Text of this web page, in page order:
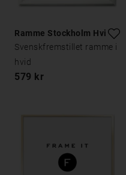
Ramme Stockholm Hvid
Svenskfremstillet ramme i
hvid
579 kr